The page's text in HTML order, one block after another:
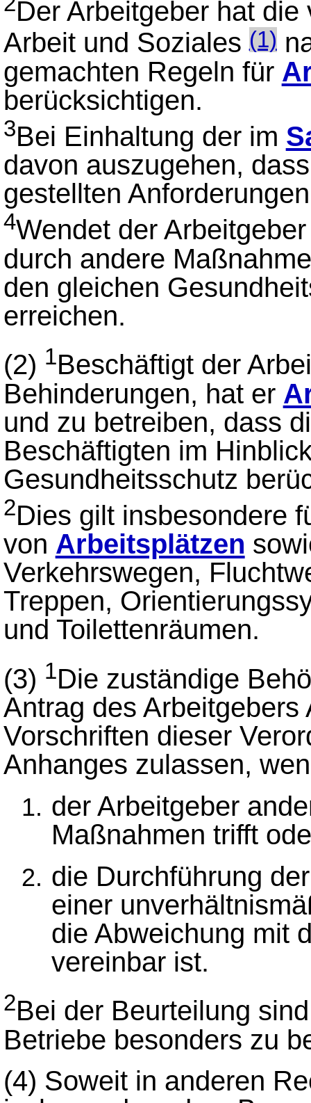
Der Arbeitgeber hat
Arbeit und Soziales(1)
gemachten Regeln für
berücksichtigen.
3Bei Einhaltung der im
davon auszugehen,
gestellten
4Wendet der
durch andere
den gleichen
erreichen.
(2) 1Beschäftigt der
Behinderungen, hat er
und zu betreiben, dass
Beschäftigten im
Gesundheitsschutz
2Dies gilt insbesondere
von Arbeitsplätzen
Verkehrswegen,
Treppen,
und Toilettenräumen.
(3) 1Die zuständige
Antrag des
Vorschriften dieser
Anhanges zulassen,
der Arbeitgeber
Maßnahmen trifft
die Durchführung
einer
die Abweichung mit
vereinbar ist.
2Bei der Beurteilung
Betriebe besonders zu
(4) Soweit in anderen